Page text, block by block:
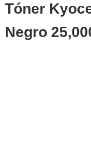
Tóner
Negro